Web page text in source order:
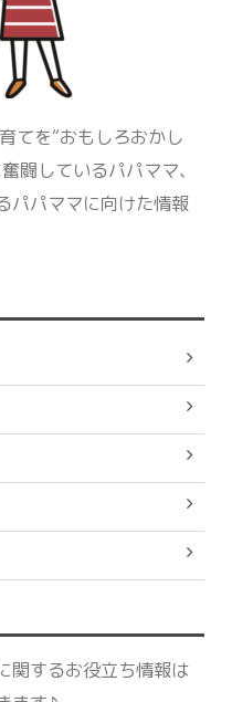
てを“おもしろおかし
闘しているパパママ、
パパママに向けた情報
関するお役立ち情報は